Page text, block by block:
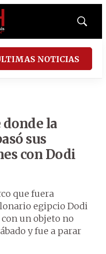
Mostrar
NOTICIAS
donde la
sus
con Dodi
que fuera
egipcio Dodi
un objeto no
y fue a parar